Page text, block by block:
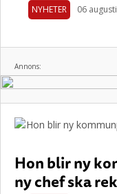
NYHETER 06
Annons:
Hon blir ny
ny chef ska